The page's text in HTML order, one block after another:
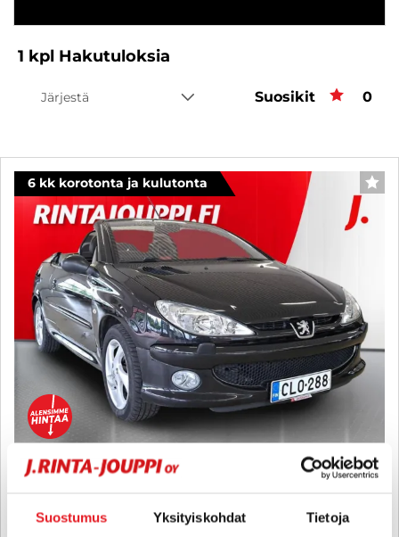
Suostumus Yksityiskohdat Tietoja
1 kpl Hakutuloksia
Järjestä Suosikit 0
6 kk korotonta ja kulutonta
Peugeot 206
leimattu, Edullinen avoauto!